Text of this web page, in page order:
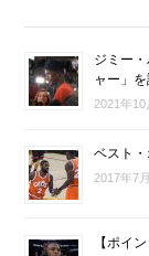
ジミー
ャー」
2021年10
ベスト・
2017年7
【ポイ